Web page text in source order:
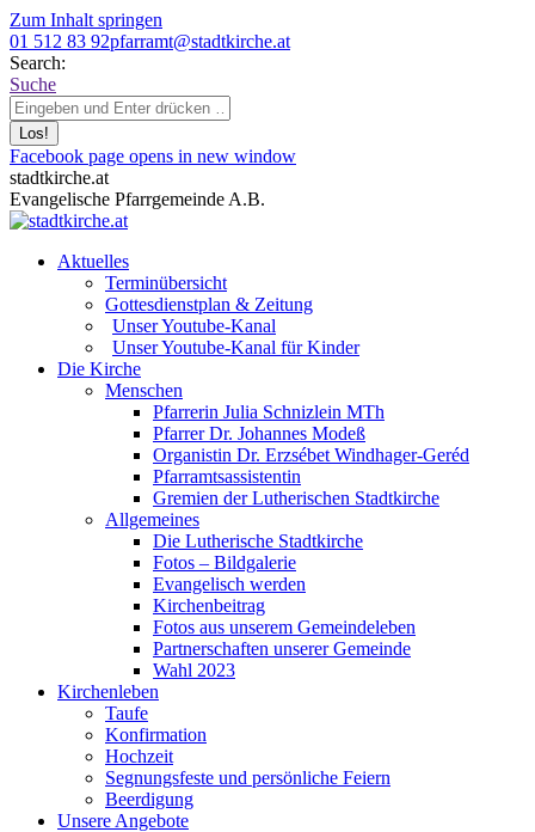
Zum Inhalt springen
01 512 83 92pfarramt@stadtkirche.at
Search:
Suche
Facebook page opens in new window
stadtkirche.at
Evangelische Pfarrgemeinde A.B.
Aktuelles
Terminübersicht
Gottesdienstplan & Zeitung
Unser Youtube-Kanal
Unser Youtube-Kanal für Kinder
Die Kirche
Menschen
Pfarrerin Julia Schnizlein MTh
Pfarrer Dr. Johannes Modeß
Organistin Dr. Erzsébet Windhager-Geréd
Pfarramtsassistentin
Gremien der Lutherischen Stadtkirche
Allgemeines
Die Lutherische Stadtkirche
Fotos – Bildgalerie
Evangelisch werden
Kirchenbeitrag
Fotos aus unserem Gemeindeleben
Partnerschaften unserer Gemeinde
Wahl 2023
Kirchenleben
Taufe
Konfirmation
Hochzeit
Segnungsfeste und persönliche Feiern
Beerdigung
Unsere Angebote